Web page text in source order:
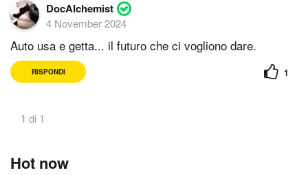
DocAlchemist
4 November 2024
Auto usa e getta... il futuro che ci vogliono dare.
RISPONDI 1
1 di 1
Hot now